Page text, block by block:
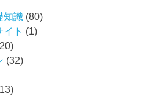
知識(80)
イト (1)
(32)